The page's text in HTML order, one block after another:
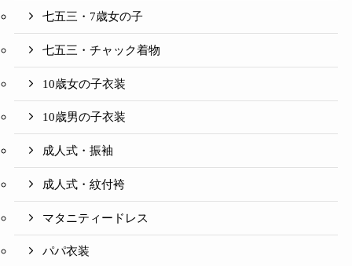
七五三・7歳女の子
七五三・チャック着物
10歳女の子衣装
10歳男の子衣装
成人式・振袖
成人式・紋付袴
マタニティードレス
パパ衣装